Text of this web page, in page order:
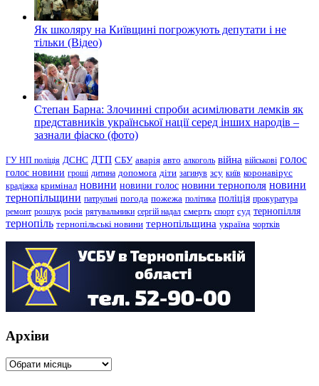
Як школяру на Київщині погрожують депутати і не
тільки (Відео)
Степан Барна: Злочинні спроби асимілювати лемків як
представників української нації серед інших народів –
зазнали фіаско (фото)
ГУ НП поліція ДСНС ДТП СБУ аварія авто алкоголь війна військові голос
голос новини гроші дитина допомога діти загинув зсу київ коронавірус
крадіжка кримінал новини новини голос новини тернополя новини
тернопільщини патрульні погода пожежа політика поліція прокуратура
ремонт розшук росія рятувальники сергій надал смерть спорт суд тернопілля
тернопіль тернопільські новини тернопільщина україна чортків
Архіви
Архіви